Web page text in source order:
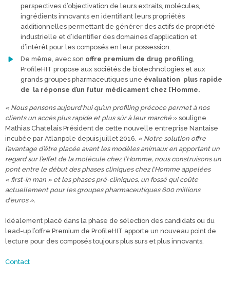
perspectives d’objectivation de leurs extraits, molécules,
ingrédients innovants en identifiant leurs propriétés
additionnelles permettant de générer des actifs de propriété
industrielle et d’identifier des domaines d’application et
d’intérêt pour les composés en leur possession.
De même, avec son offre premium de drug profiling,
ProfileHIT propose aux sociétés de biotechnologies et aux
grands groupes pharmaceutiques une évaluation plus rapide
de la réponse d’un futur médicament chez l’Homme.
« Nous pensons aujourd’hui qu’un profiling précoce permet à nos
clients un accès plus rapide et plus sûr à leur marché » souligne
Mathias Chatelais Président de cette nouvelle entreprise Nantaise
incubée par Atlanpole depuis juillet 2016. « Notre solution offre
l’avantage d’être placée avant les modèles animaux en apportant un
regard sur l’effet de la molécule chez l’Homme, nous construisons un
pont entre le début des phases cliniques chez l’Homme appelées
« first-in man » et les phases pré-cliniques, un fossé qui coûte
actuellement pour les groupes pharmaceutiques 600 millions
d’euros ».
Idéalement placé dans la phase de sélection des candidats ou du
lead-up l’offre Premium de ProfileHIT apporte un nouveau point de
lecture pour des composés toujours plus surs et plus innovants.
Contact